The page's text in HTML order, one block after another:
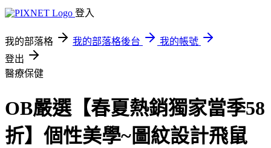
登入
我的部落格 我的部落格後台
我的帳號
登出
醫療保健
OB嚴選【春夏熱銷獨家當季58
折】個性美學~圖紋設計飛鼠